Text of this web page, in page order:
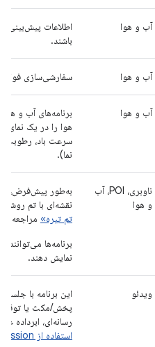
آب و هوا
اطلاعات پیش‌بینی
باشند.
آب و هوا سفارشی‌سازی فواصل
آب و هوا
برنامه‌های آب و
هوا را در یک نمای
سرعت باد، رطوبت،
نما).
ناوبری، POI، آب
و هوا
به‌طور پیش‌فرض،
نقشه‌ای با تم روشن
تم تیره» مراجعه
برنامه‌ها می‌توانند
نمایش دهند.
ویدئو
این برنامه با جلسه
پخش/مکث یا توقف
رسانه‌ای، ابرداده
استفاده از MediaSession